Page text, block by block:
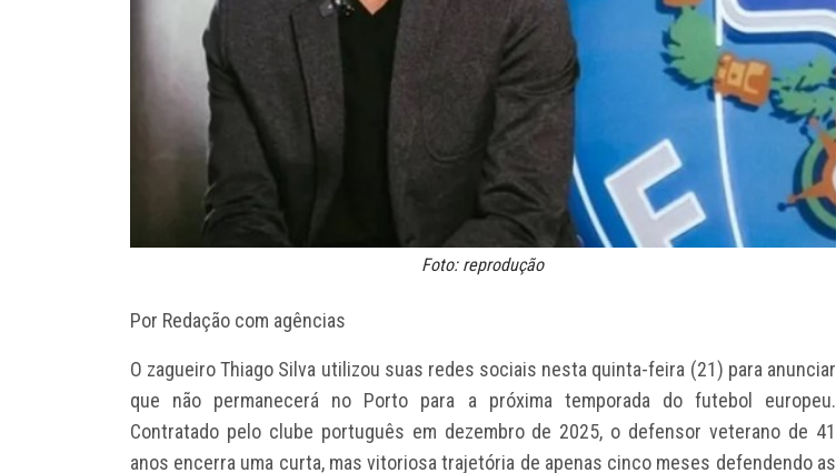
Foto: reprodução
Por Redação com agências
O zagueiro Thiago Silva utilizou suas redes sociais nesta quinta-feira (21) para anunciar
que não permanecerá no Porto para a próxima temporada do futebol europeu.
Contratado pelo clube português em dezembro de 2025, o defensor veterano de 41
anos encerra uma curta, mas vitoriosa trajetória de apenas cinco meses defendendo as